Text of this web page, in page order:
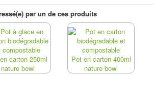
par un de ces produits
carton 250ml
nature bowl
Pot en carton 400ml
nature bowl